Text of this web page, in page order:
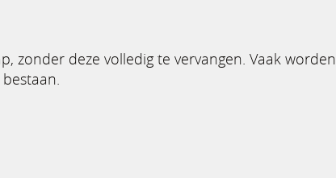
zonder deze volledig te vervangen. Vaak worden